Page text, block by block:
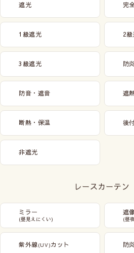
遮光 完
1級遮光 2
3級遮光 防炎
防音・遮音 遮
断熱・保温 後
非遮光
レースカーテン
ミラー
(昼見えにくい)
遮
(昼
紫外線(UV)カット 防炎